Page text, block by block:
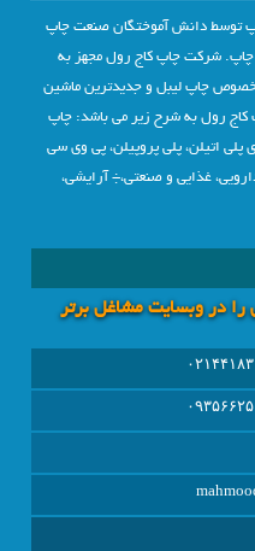
توسط دانش آموختگان صنعت چاپ
چاپ. شرکت چاپ کاج رول مجهز به
چاپ لیبل و جدیدترین ماشین
رول به شرح زیر می باشد: چاپ
اتیلن، پلی پروپیلن، پی وی سی
غذایی و صنعتی،÷ آرایشی،
را در وبسايت مشاغل برتر